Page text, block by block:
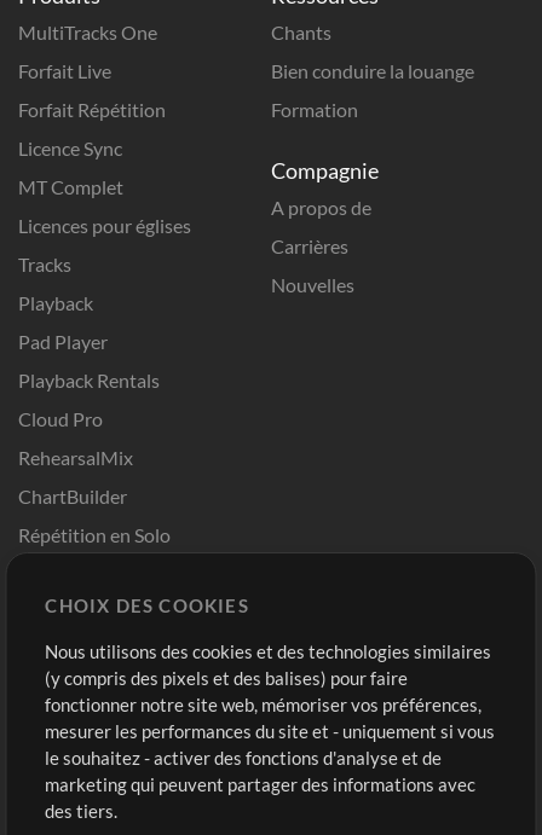
MultiTracks One
Forfait Live
Forfait Répétition
Licence Sync
MT Complet
Licences pour églises
Tracks
Playback
Pad Player
Playback Rentals
Cloud Pro
RehearsalMix
ChartBuilder
Répétition en Solo
Modèles ProPresenter
Sons
Chants
Bien conduire la louange
Formation
Compagnie
A propos de
Carrières
Nouvelles
Boutique
Acheter des crédits
Contenu gratuit
Demander les pistes
Compte
Connexion
S'inscrire
CHOIX DES COOKIES
Nous utilisons des cookies et des technologies similaires
(y compris des pixels et des balises) pour faire
fonctionner notre site web, mémoriser vos préférences,
mesurer les performances du site et - uniquement si vous
le souhaitez - activer des fonctions d'analyse et de
marketing qui peuvent partager des informations avec
des tiers.